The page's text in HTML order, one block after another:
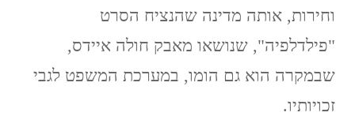
וחירות, אותה מדינה שהנציח הסרט
"פילדלפיה", שנושאו מאבק חולה איידס,
שבמקרה הוא גם הומו, במערכת המשפט לגבי
זכויותיו.